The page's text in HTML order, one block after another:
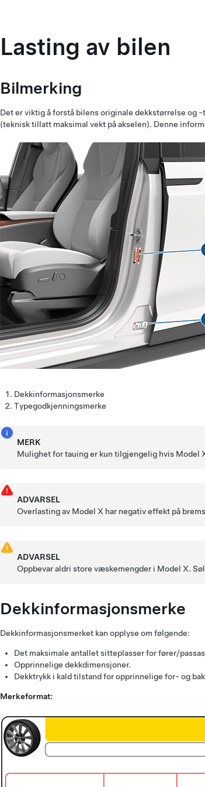
Lasting av bilen
Bilmerking
Det er viktig å forstå bilens originale dekkstørrelse og -
(teknisk tillatt maksimal vekt på akselen). Denne
Dekkinformasjonsmerke
Typegodkjenningsmerke
MERK
Mulighet for tauing er kun tilgjengelig hvis Model
ADVARSEL
Overlasting av Model X har negativ effekt på
ADVARSEL
Oppbevar aldri store væskemengder i Model X.
Dekkinformasjonsmerke
Dekkinformasjonsmerket kan opplyse om følgende:
Det maksimale antallet sitteplasser for fører/
Opprinnelige dekkdimensjoner.
Dekktrykk i kald tilstand for opprinnelige for- og
Merkeformat: